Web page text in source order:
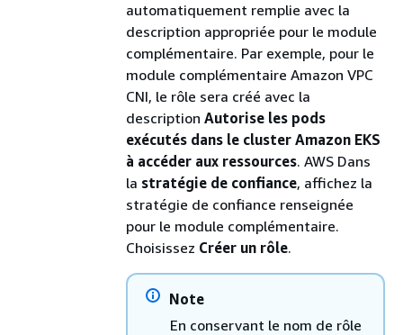
automatiquement remplie avec la
description appropriée pour le module
complémentaire. Par exemple, pour le
module complémentaire Amazon VPC
CNI, le rôle sera créé avec la
description Autorise les pods
exécutés dans le cluster Amazon EKS
à accéder aux ressources. AWS Dans
la stratégie de confiance, affichez la
stratégie de confiance renseignée
pour le module complémentaire.
Choisissez Créer un rôle.
Note
En conservant le nom de rôle